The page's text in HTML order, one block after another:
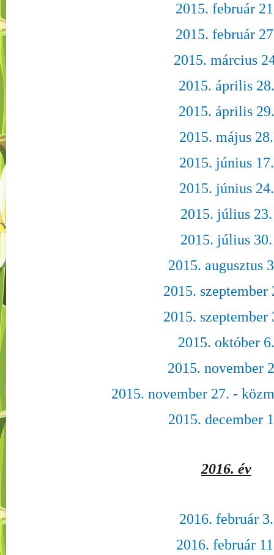
2015. február
2015. február
2015. március
2015. április 28.
2015. április 29.
2015. május 28.
2015. június 17.
2015. június 24.
2015. július 23.
2015. július 30.
2015. augusztus
2015. szeptember
2015. szeptember
2015. október 6.
2015. november
2015. november 27. -
2015. december
2016. év
2016. február 3.
2016. február